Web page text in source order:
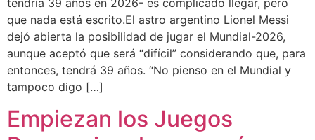
tendría 39 años en 2026- es complicado llegar, pero
que nada está escrito.El astro argentino Lionel Messi
dejó abierta la posibilidad de jugar el Mundial-2026,
aunque aceptó que será “difícil” considerando que, para
entonces, tendrá 39 años. “No pienso en el Mundial y
tampoco digo […]
Empiezan los Juegos